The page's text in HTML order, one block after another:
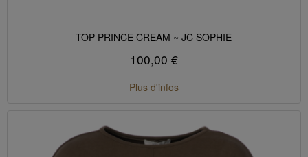
TOP PRINCE CREAM ~ JC SOPHIE
100,00 €
Plus d'infos